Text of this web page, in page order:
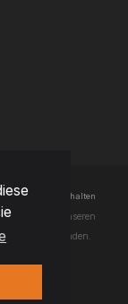
Rechte vorbehalten
Sie sich mit unseren
einverstanden.